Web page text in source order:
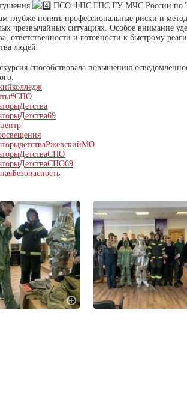
ПСО ФПС ГПС ГУ МЧС России по
глубже понять профессиональные риски и
чрезвычайных ситуациях. Особое внимание
ответственности и готовности к быстрому
людей.
способствовала повышению
#СПО